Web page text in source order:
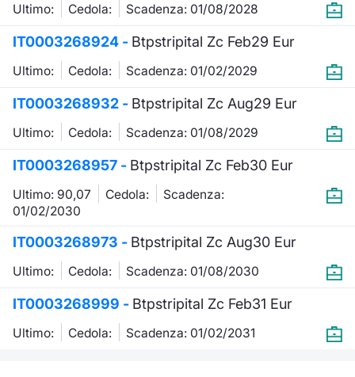
Ultimo: Cedola: Scadenza: 01/08/2028
IT0003268924 - Btpstripital Zc Feb29 Eur
Ultimo: Cedola: Scadenza: 01/02/2029
IT0003268932 - Btpstripital Zc Aug29 Eur
Ultimo: Cedola: Scadenza: 01/08/2029
IT0003268957 - Btpstripital Zc Feb30 Eur
Ultimo: 90,07 Cedola:
Scadenza:
01/02/2030
IT0003268973 - Btpstripital Zc Aug30 Eur
Ultimo: Cedola: Scadenza: 01/08/2030
IT0003268999 - Btpstripital Zc Feb31 Eur
Ultimo: Cedola: Scadenza: 01/02/2031